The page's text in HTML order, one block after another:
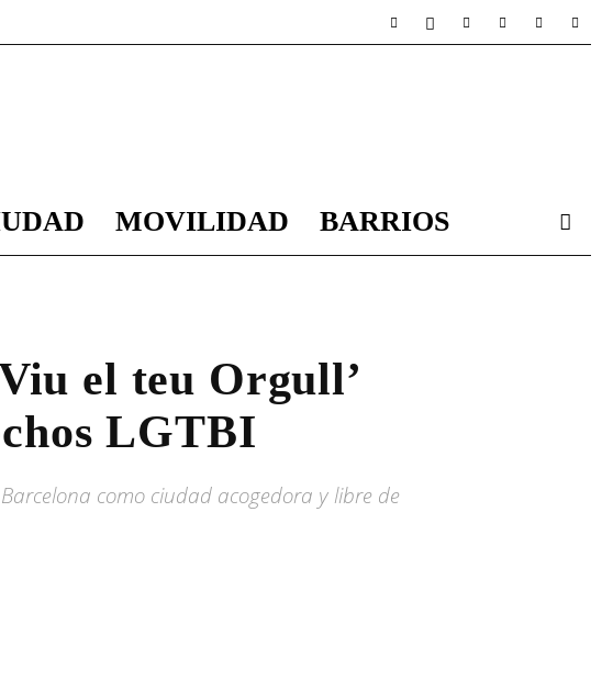
MOVILIDAD BARRIOS
el teu Orgull’
LGTBI
como ciudad acogedora y libre de